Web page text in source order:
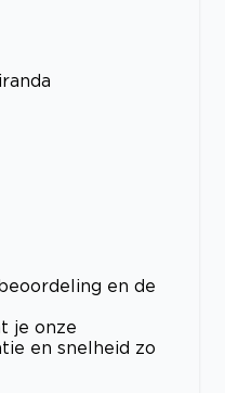
en de
je onze
en snelheid zo